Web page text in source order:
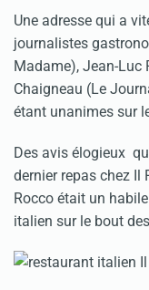
Une adresse qui a
journalistes
Madame), Jean-Luc
Chaigneau (Le
étant unanimes sur
Des avis élogieux
dernier repas chez Il
Rocco était un
italien sur le bout